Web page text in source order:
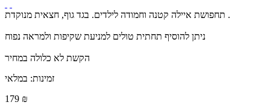
תחפושת איילה קטנה וחמודה לילדים. בגד גוף, חצאית מנוקדת .
ניתן להוסיף תחתית טולים למניעת שקיפות ולמראה נפוח
הקשת לא כלולה במחיר
זמינות: במלאי
179 ₪